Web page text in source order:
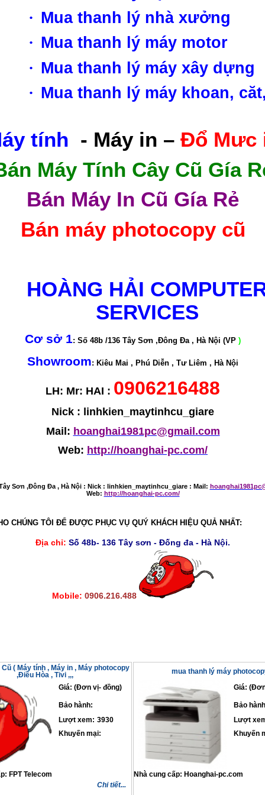
· Mua thanh lý nhà xưởng
· Mua thanh lý máy motor
· Mua thanh lý máy xây dựng
· Mua thanh lý máy khoan,
tính - Máy in – Đổ Mưc
Máy Tính Cây Cũ Gía
Bán Máy In Cũ Gía Rẻ
Bán máy photocopy cũ
HOÀNG HẢI
SERVICES
Cơ sở 1: Số 48b /136 Tây Sơn ,Đông Đa , Hà Nội (VP )
Showroom: Kiêu Mai , Phú Diễn , Tư Liêm , Hà Nội
LH: Mr: HAI : 0906216488
Nick : linhkien_maytinhcu_giare
Mail: hoanghai1981pc@gmail.com
Web: http://hoanghai-pc.com/
Sơn ,Đông Đa , Hà Nội : Nick : linhkien_maytinhcu_giare : Mail:
Web: http://hoanghai-pc.com/
CHÚNG TÔI ĐỂ ĐƯỢC PHỤC VỤ QUÝ KHÁCH HIỆU QUẢ NHẤT:
Địa chỉ: Số 48b- 136 Tây sơn - Đống đa - Hà Nội.
Mobile: 0906.216.488
( Máy tính , Máy in , Máy photocopy
,Điều Hòa , Tivi ,,,
Giá: (Đơn vị- đồng)
Bảo hành:
Lượt xem: 3930
Khuyến mại:
FPT Telecom
Chi tiết...
mua thanh lý máy
Giá:
Bảo
Lượt
Khuyến
Nhà cung cấp: Hoanghai-pc.com